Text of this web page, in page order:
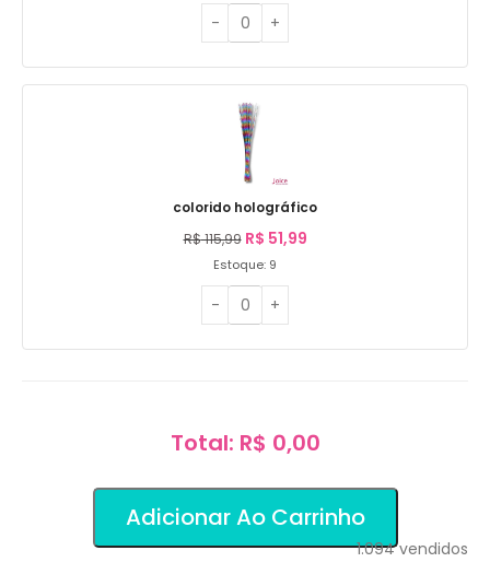
colorido holográfico
R$115,99 R$ 51,99
Estoque: 9
Total: R$ 0,00
Adicionar Ao Carrinho
1.094vendidos